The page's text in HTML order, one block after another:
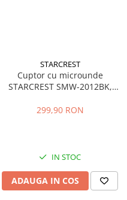
STARCREST
Cuptor cu microunde
STARCREST SMW-2012BK,
mecanic, 6 Trepte de putere,
299,90 RON
IN STOC
ADAUGA IN COS